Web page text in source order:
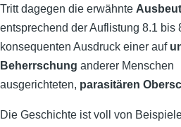
Tritt dagegen die erwähnte
entsprechend der Auflistung 8.1 bis
konsequenten Ausdruck einer auf
Beherrschung anderer Menschen
ausgerichteten, parasitären
Die Geschichte ist voll von